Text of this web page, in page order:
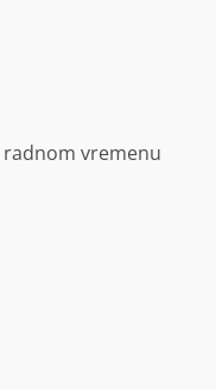
vremenu